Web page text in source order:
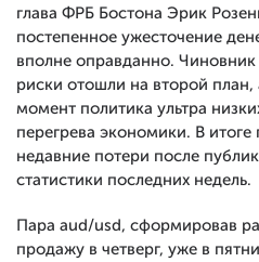
глава ФРБ Бостона Эрик
постепенное ужесточение
вполне оправданно. Чиновник
риски отошли на второй
момент политика ультра
перегрева экономики. В итоге
недавние потери после
статистики последних недель.
Пара aud/usd, сформировав
продажу в четверг, уже в